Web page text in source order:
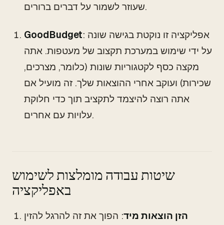
שעוזר לשמור על דברים ברורים.
GoodBudget: אפליקציה זו נוקטת בגישה שונה
על ידי שימוש במערכת תקצוב של מעטפות. אתה
מקצה כסף לקטגוריות שונות (כלומר, מצרכים,
שכירות) ועוקב אחרי ההוצאות שלך. זה מועיל אם
אתה רוצה להיצמד לתקציב תוך כדי חלוקת
עלויות עם אחרים.
שיטות עבודה מומלצות לשימוש
באפליקציה
הזן הוצאות מיד: הפוך את זה להרגל להזין